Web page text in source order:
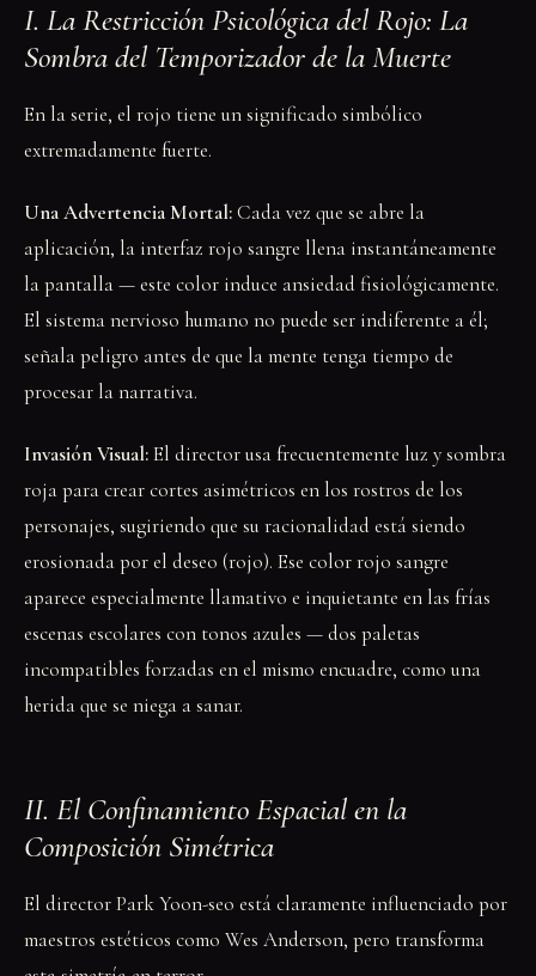
I. La Restricción Psicológica del Rojo: La
Sombra del Temporizador de la Muerte
En la serie, el rojo tiene un significado simbólico
extremadamente fuerte.
Una Advertencia Mortal:Cada vez que se abre la
aplicación, la interfaz rojo sangre llena instantáneamente
la pantalla — este color induce ansiedad fisiológicamente.
El sistema nervioso humano no puede ser indiferente a él;
señala peligro antes de que la mente tenga tiempo de
procesar la narrativa.
Invasión Visual:El director usa frecuentemente luz y sombra
roja para crear cortes asimétricos en los rostros de los
personajes, sugiriendo que su racionalidad está siendo
erosionada por el deseo (rojo). Ese color rojo sangre
aparece especialmente llamativo e inquietante en las frías
escenas escolares con tonos azules — dos paletas
incompatibles forzadas en el mismo encuadre, como una
herida que se niega a sanar.
II. El Confinamiento Espacial en la
Composición Simétrica
El director Park Yoon-seo está claramente influenciado por
maestros estéticos como Wes Anderson, pero transforma